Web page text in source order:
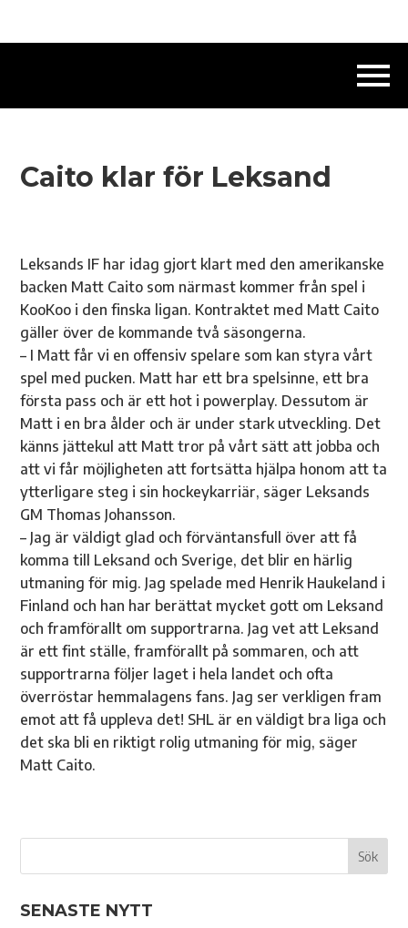
Caito klar för Leksand
Leksands IF har idag gjort klart med den amerikanske
backen Matt Caito som närmast kommer från spel i
KooKoo i den finska ligan. Kontraktet med Matt Caito
gäller över de kommande två säsongerna.
– I Matt får vi en offensiv spelare som kan styra vårt
spel med pucken. Matt har ett bra spelsinne, ett bra
första pass och är ett hot i powerplay. Dessutom är
Matt i en bra ålder och är under stark utveckling. Det
känns jättekul att Matt tror på vårt sätt att jobba och
att vi får möjligheten att fortsätta hjälpa honom att ta
ytterligare steg i sin hockeykarriär, säger Leksands
GM Thomas Johansson.
– Jag är väldigt glad och förväntansfull över att få
komma till Leksand och Sverige, det blir en härlig
utmaning för mig. Jag spelade med Henrik Haukeland i
Finland och han har berättat mycket gott om Leksand
och framförallt om supportrarna. Jag vet att Leksand
är ett fint ställe, framförallt på sommaren, och att
supportrarna följer laget i hela landet och ofta
överröstar hemmalagens fans. Jag ser verkligen fram
emot att få uppleva det! SHL är en väldigt bra liga och
det ska bli en riktigt rolig utmaning för mig, säger
Matt Caito.
SENASTE NYTT